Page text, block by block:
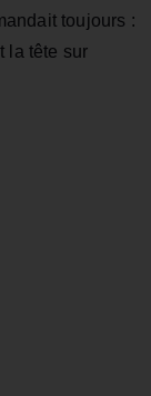
toujours :
la tête sur